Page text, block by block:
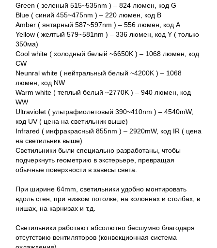
Green ( зеленый 515~535nm ) – 824 люмен, код G
Blue ( синий 455~475nm ) – 220 люмен, код B
Amber ( янтарный 587~597nm ) – 556 люмен, код A
Yellow ( желтый 579~581nm ) – 336 люмен, код Y ( только
350ма)
Cool white ( холодный белый ~6650K ) – 1068 люмен, код
CW
Neunral white ( нейтральный белый ~4200K ) – 1068
люмен, код NW
Warm white ( теплый белый ~2770K ) – 940 люмен, код
WW
Ultraviolet ( ультрафиолетовый 390~410nm ) – 4540mW,
код UV ( цена на светильник выше)
Infrared ( инфракрасный 855nm ) – 2920mW, код IR ( цена
на светильник выше)
Светильники были специально разработаны, чтобы
подчеркнуть геометрию в экстерьере, превращая
обычные поверхности в завесы света.
При ширине 64mm, светильники удобно монтировать
вдоль стен, при низком потолке, на колоннах и столбах, в
нишах, на карнизах и т.д.
Светильники работают абсолютно бесшумно благодаря
отсутствию вентиляторов (конвекционная система